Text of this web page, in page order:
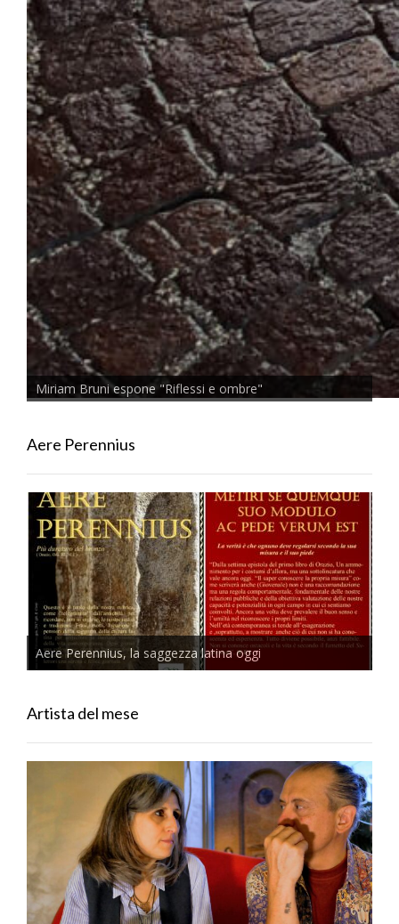
Miriam Bruni espone "Riflessi e ombre"
Aere Perennius
Aere Perennius, la saggezza latina oggi
Artista del mese